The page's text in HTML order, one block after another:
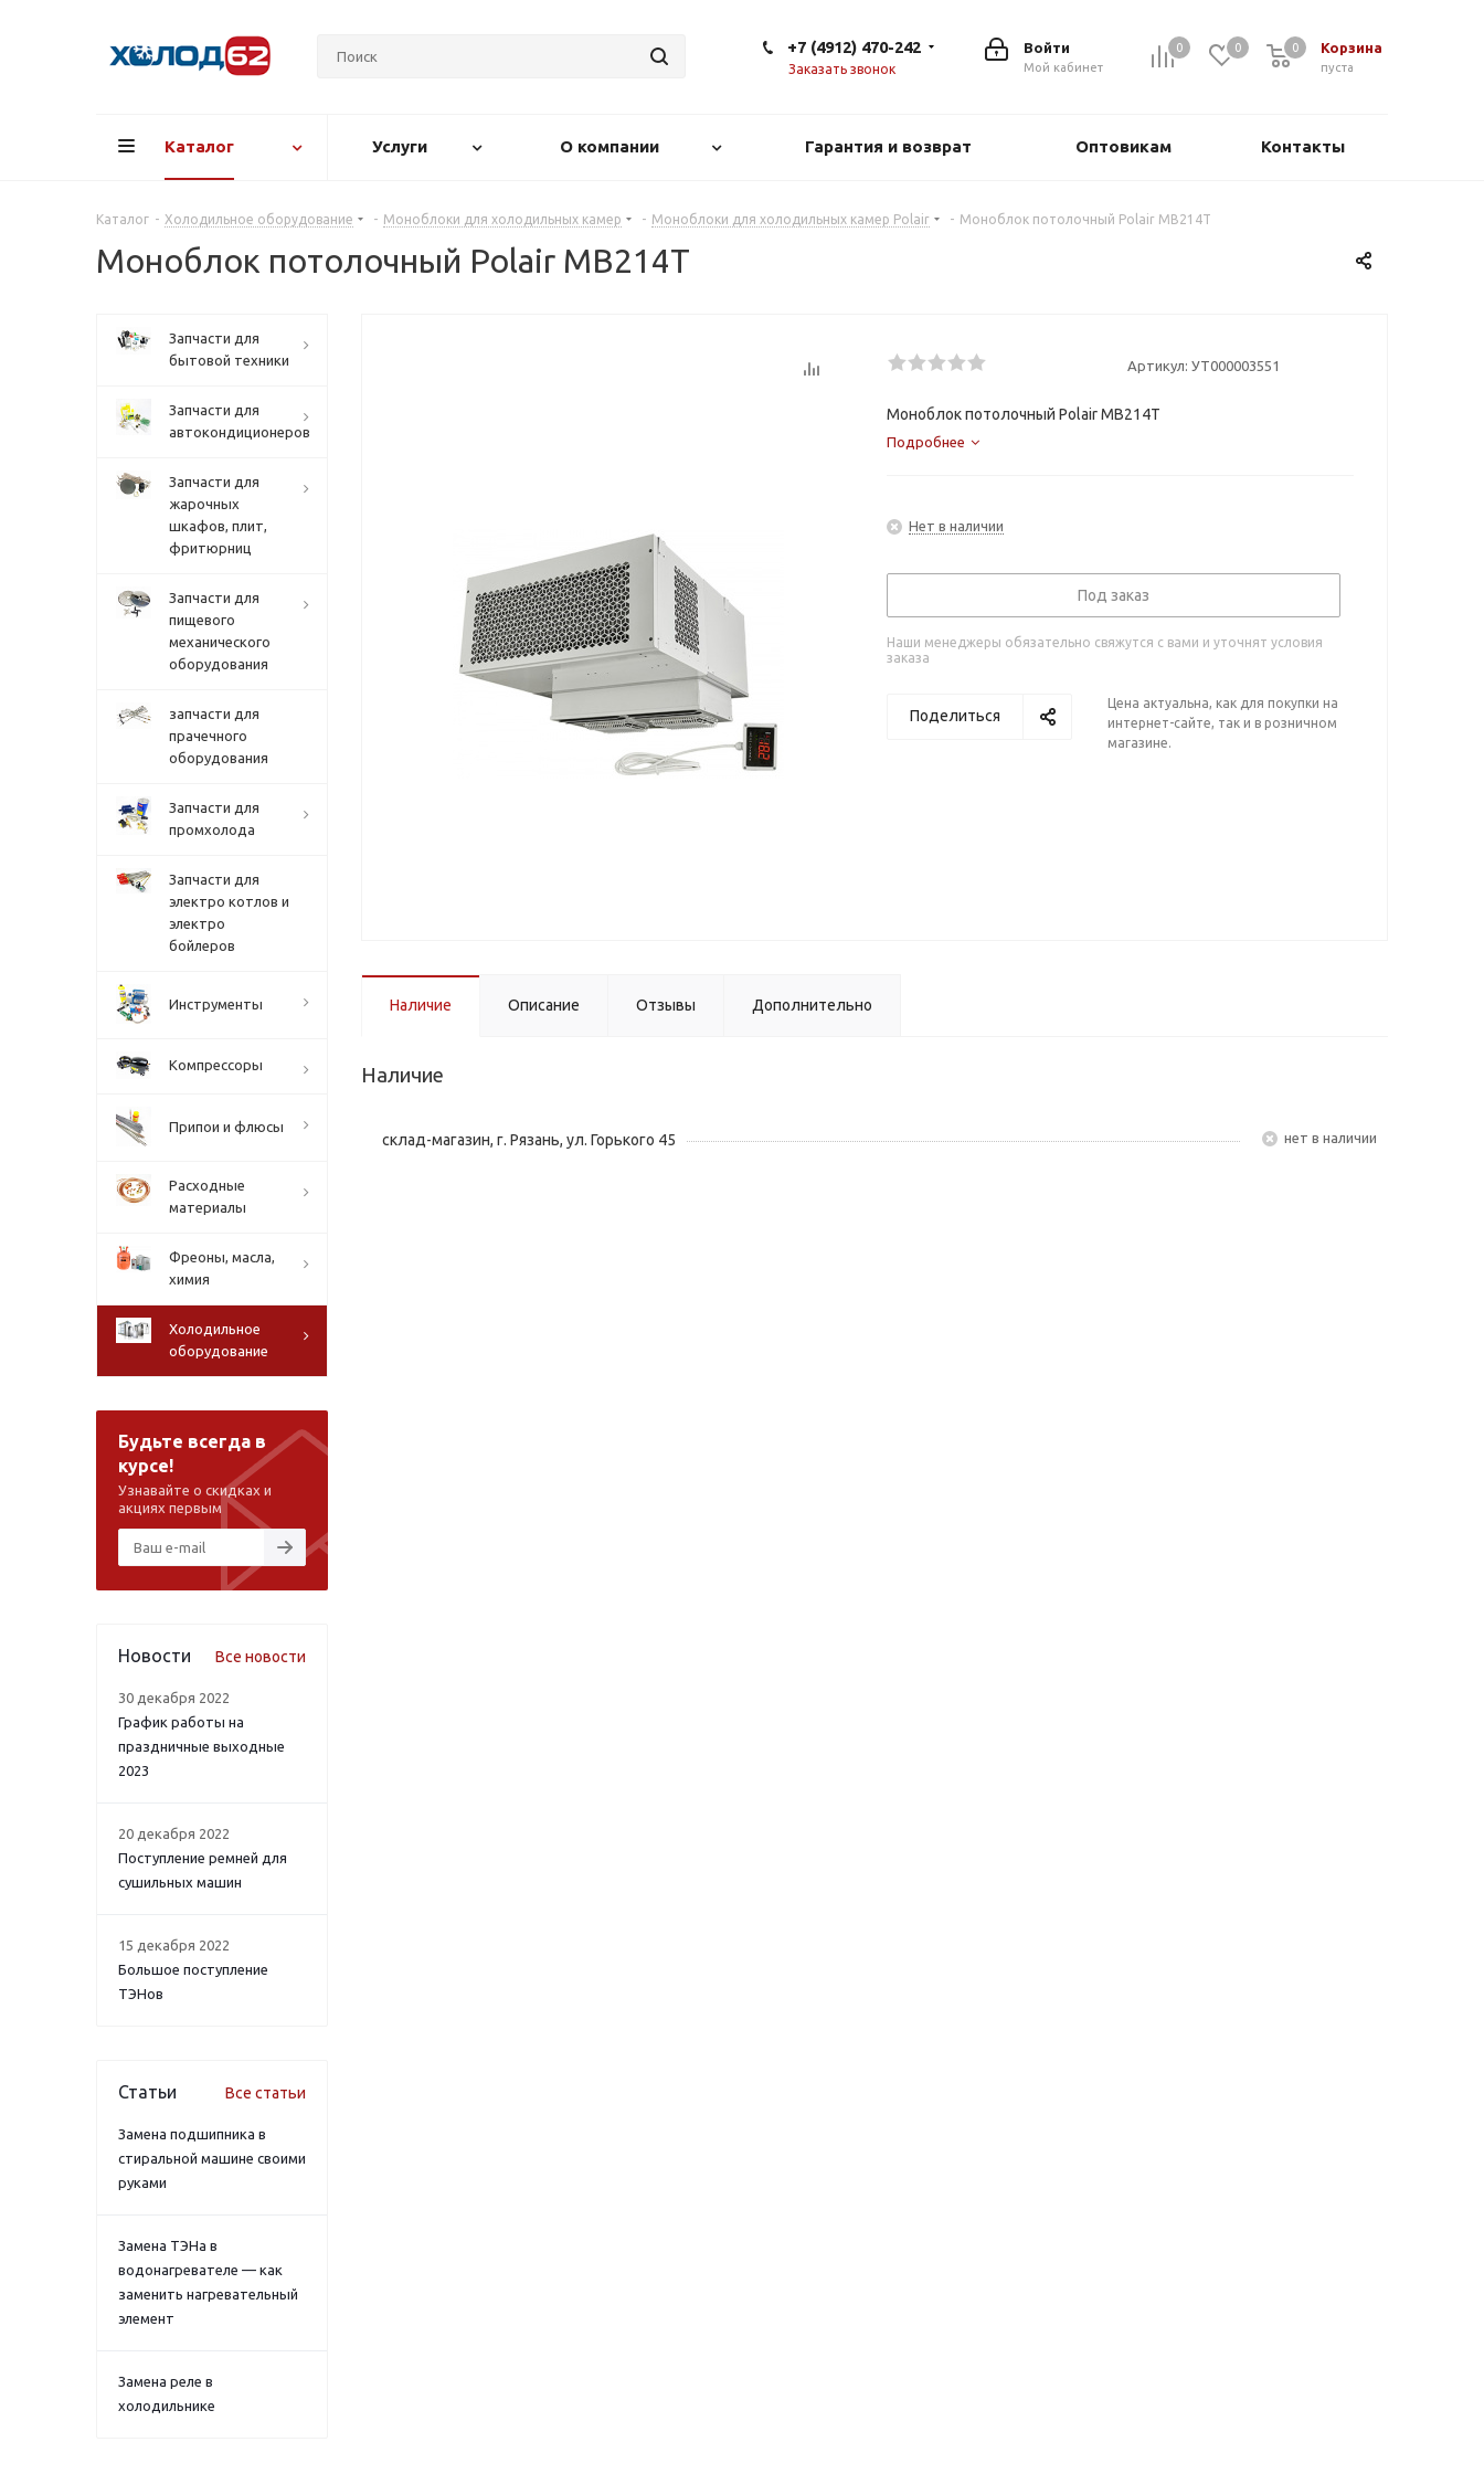
0 0 Корзина
0
пуста
0
Войти
Мой кабинет
+7 (4912) 470-242
Заказать звонок
Каталог Услуги О компании Гарантия и возврат Оптовикам Контакты
Каталог - Холодильное оборудование - Моноблоки для холодильных камер - Моноблоки для холодильных камер Polair - Моноблок потолочный Polair MB214T
Моноблок потолочный Polair MB214T
Артикул: УТ000003551
Моноблок потолочный Polair MB214T
Подробнее
Нет в наличии
Под заказ
Наши менеджеры обязательно свяжутся с вами и уточнят условия
заказа
Поделиться
Цена актуальна, как для покупки на
интернет-сайте, так и в розничном
магазине.
Наличие Описание Отзывы Дополнительно
Наличие
склад-магазин, г. Рязань, ул. Горького 45 Нет в наличии
Запчасти для
бытовой техники
Запчасти для
автокондиционеров
Запчасти для
жарочных
шкафов, плит,
фритюрниц
Запчасти для
пищевого
механического
оборудования
запчасти для
прачечного
оборудования
Запчасти для
промхолода
Запчасти для
электро котлов и
электро
бойлеров
Инструменты
Компрессоры
Припои и флюсы
Расходные
материалы
Фреоны, масла,
химия
Холодильное
оборудование
Будьте всегда в
курсе!
Узнавайте о скидках и
акциях первым
Новости Все новости
30 декабря 2022
График работы на
праздничные выходные
2023
20 декабря 2022
Поступление ремней для
сушильных машин
15 декабря 2022
Большое поступление
ТЭНов
Статьи Все статьи
Замена подшипника в
стиральной машине своими
руками
Замена ТЭНа в
водонагревателе — как
заменить нагревательный
элемент
Замена реле в
холодильнике